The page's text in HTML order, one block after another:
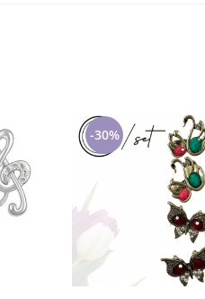
-30%